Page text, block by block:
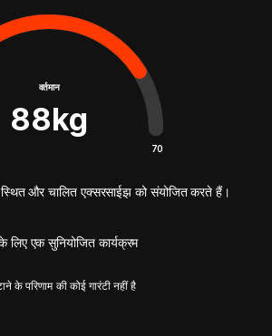
वर्तमान
88kg
70
स्थित और चालित एक्सरसाईझ को संयोजित करते हैं।
एक सुनियोजित कार्यक्रम
के परिणाम की कोई गारंटी नहीं है